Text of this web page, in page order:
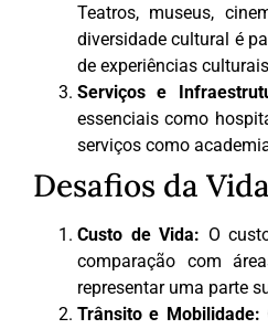
Teatros, museus,
diversidade cultural é
de experiências
Serviços e
essenciais como
serviços como
Desafios da
Custo de Vida: O
comparação com
representar uma parte
Trânsito e Mobilidade: